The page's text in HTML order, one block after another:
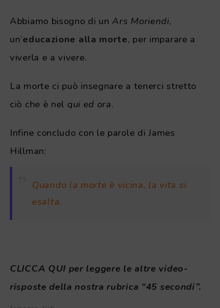
Abbiamo bisogno di unArs Moriendi,
un’educazione alla morte, per imparare a
viverla e a vivere.
La morte ci può insegnare a tenerci stretto
ciò che è nel qui ed ora.
Infine concludo con le parole di James
Hillman:
Quando la morte è vicina, la vita si
esalta.
CLICCA QUI per leggere le altre video-
risposte della nostra rubrica “45 secondi”.